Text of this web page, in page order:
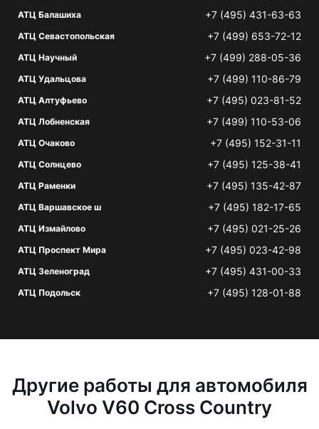
АТЦ Балашиха +7 (495) 431-63-63
АТЦ Севастопольская +7 (499) 653-72-12
АТЦ Научный +7 (499) 288-05-36
АТЦ Удальцова +7 (499) 110-86-79
АТЦ Алтуфьево +7 (495) 023-81-52
АТЦ Лобненская +7 (499) 110-53-06
АТЦ Очаково +7 (495) 152-31-11
АТЦ Солнцево +7 (495) 125-38-41
АТЦ Раменки +7 (495) 135-42-87
АТЦ Варшавское ш +7 (495) 182-17-65
АТЦ Измайлово +7 (495) 021-25-26
АТЦ Проспект Мира +7 (495) 023-42-98
АТЦ Зеленоград +7 (495) 431-00-33
АТЦ Подольск +7 (495) 128-01-88
Другие работы для автомобиля
Volvo V60 Cross Country